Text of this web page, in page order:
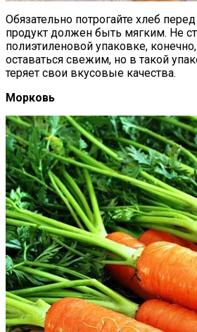
Обязательно потрогайте хлеб
продукт должен быть мягким. Не
полиэтиленовой упаковке,
оставаться свежим, но в такой
теряет свои вкусовые качества.
Морковь